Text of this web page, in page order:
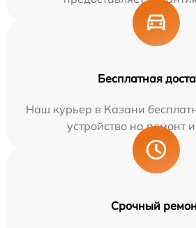
Бесплатная
Наш курьер в Казани
устройство на ремонт
Срочный